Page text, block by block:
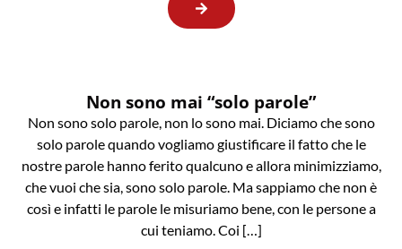
Non sono mai “solo parole”
Non sono solo parole, non lo sono mai. Diciamo che sono
solo parole quando vogliamo giustificare il fatto che le
nostre parole hanno ferito qualcuno e allora minimizziamo,
che vuoi che sia, sono solo parole. Ma sappiamo che non è
così e infatti le parole le misuriamo bene, con le persone a
cui teniamo. Coi […]